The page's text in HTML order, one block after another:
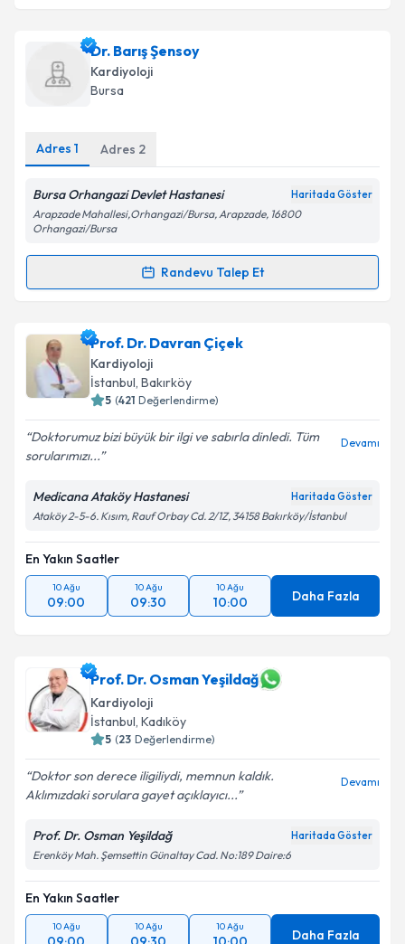
Dr. Barış Şensoy
Kardiyoloji
Bursa
Adres 1 Adres 2
Bursa Orhangazi Devlet Hastanesi Haritada Göster
Arapzade Mahallesi,Orhangazi/Bursa, Arapzade, 16800
Orhangazi/Bursa
Randevu Talep Et
Randevu Takvimi Talebi
Dr. Barış Şensoyiçin randevu takvimi talebi oluşturun.
Size bu uzmandan randevu almanız için bir takvim
hazırlandığında e-posta ile bilgilendireceğiz.
Kişisel verilerimin işlenmesine ilişkin
Aydınlatma
Metni'ni okudum ve kişisel verilerimin belirtilen
kapsamda işlenmesini kabul ediyorum.
Takvim Talebini Gönder
Prof. Dr. Davran Çiçek
Kardiyoloji
İstanbul, Bakırköy
5 (421 Değerlendirme)
Doktorumuz bizi büyük bir ilgi ve sabırla dinledi. Tüm
sorularımızı...
Devamı
Medicana Ataköy Hastanesi Haritada Göster
Ataköy 2-5-6. Kısım, Rauf Orbay Cd. 2/1Z, 34158 Bakırköy/İstanbul
En Yakın Saatler
10 Ağu
09:00
10 Ağu
09:30
10 Ağu
10:00 Daha Fazla
Prof. Dr. Osman Yeşildağ
Kardiyoloji
İstanbul, Kadıköy
5 (23 Değerlendirme)
Doktor son derece iligiliydi, memnun kaldık.
Aklımızdaki sorulara gayet açıklayıcı...
Devamı
Prof. Dr. Osman Yeşildağ Haritada Göster
Erenköy Mah. Şemsettin Günaltay Cad. No:189 Daire:6
En Yakın Saatler
10 Ağu 10 Ağu 10 Ağu
Daha Fazla